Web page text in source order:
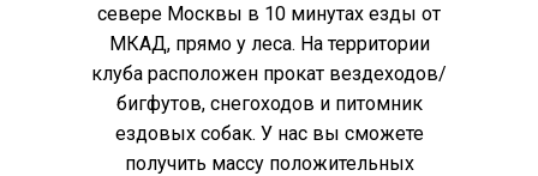
севере Москвы в 10 минутах езды от
МКАД, прямо у леса. На территории
клуба расположен прокат вездеходов/
бигфутов, снегоходов и питомник
ездовых собак. У нас вы сможете
получить массу положительных